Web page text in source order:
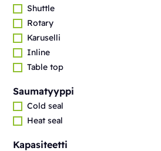
Shuttle
Rotary
Karuselli
Inline
Table top
Saumatyyppi
Cold seal
Heat seal
Kapasiteetti